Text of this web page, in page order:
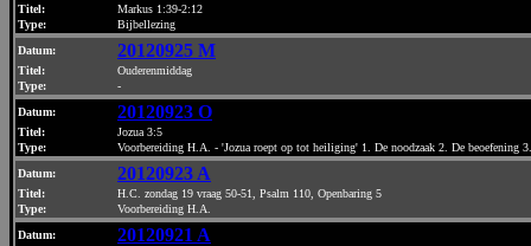
Titel:
Markus 1:39-2:12
Type:
Bijbellezing
Datum: 20120925 M
Titel:
Ouderenmiddag
Type:
-
Datum: 20120923 O
Titel:
Jozua 3:5
Type:
Voorbereiding H.A. - 'Jozua roept op tot heiliging' 1. De noodzaak 2. De beoefening
Datum: 20120923 A
Titel:
H.C. zondag 19 vraag 50-51, Psalm 110, Openbaring 5
Type:
Voorbereiding H.A.
Datum: 20120921 A